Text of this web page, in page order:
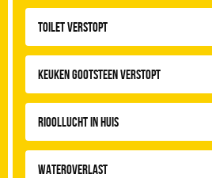
Toilet Verstopt
Keuken Gootsteen Verstopt
Rioollucht in huis
Wateroverlast